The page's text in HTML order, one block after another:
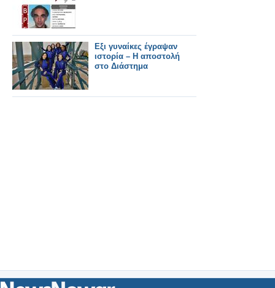
Εξι γυναίκες έγραψαν
ιστορία – Η αποστολή
στο Διάστημα